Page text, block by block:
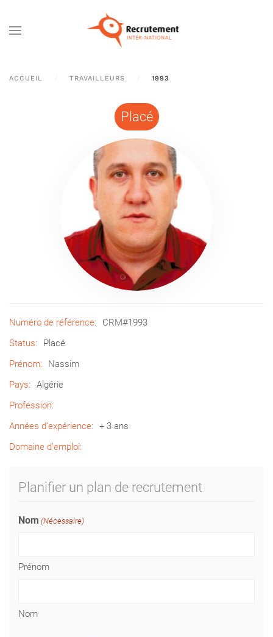
Passer au contenu principal
ACCUEIL TRAVAILLEURS 1993
Placé
Numéro de référence:
CRM#1993
Status:
Placé
Prénom:
Nassim
Pays:
Algérie
Profession:
Années d’expérience:
+ 3 ans
Domaine d’emploi:
Planifier un plan de recrutement
Nom (Nécessaire)
Prénom
Nom